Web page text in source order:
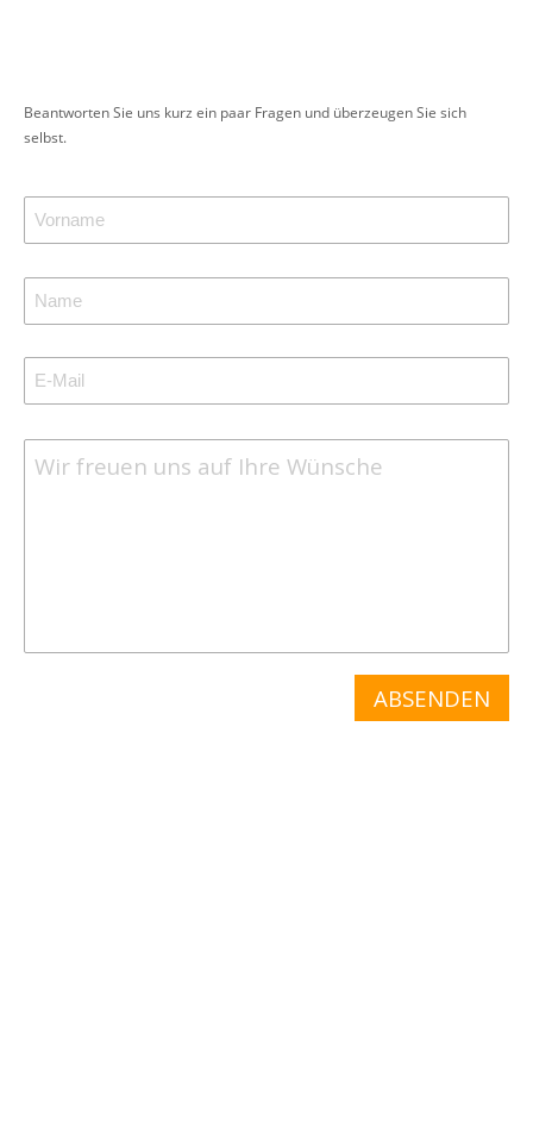
Beantworten Sie uns kurz ein paar Fragen und überzeugen Sie sich
selbst.